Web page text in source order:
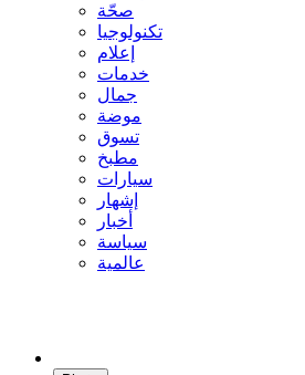
صحّة
تكنولوجيا
إعلام
خدمات
جمال
موضة
تسوق
مطبخ
سيارات
إشهار
أخبار
سياسة
عالمية